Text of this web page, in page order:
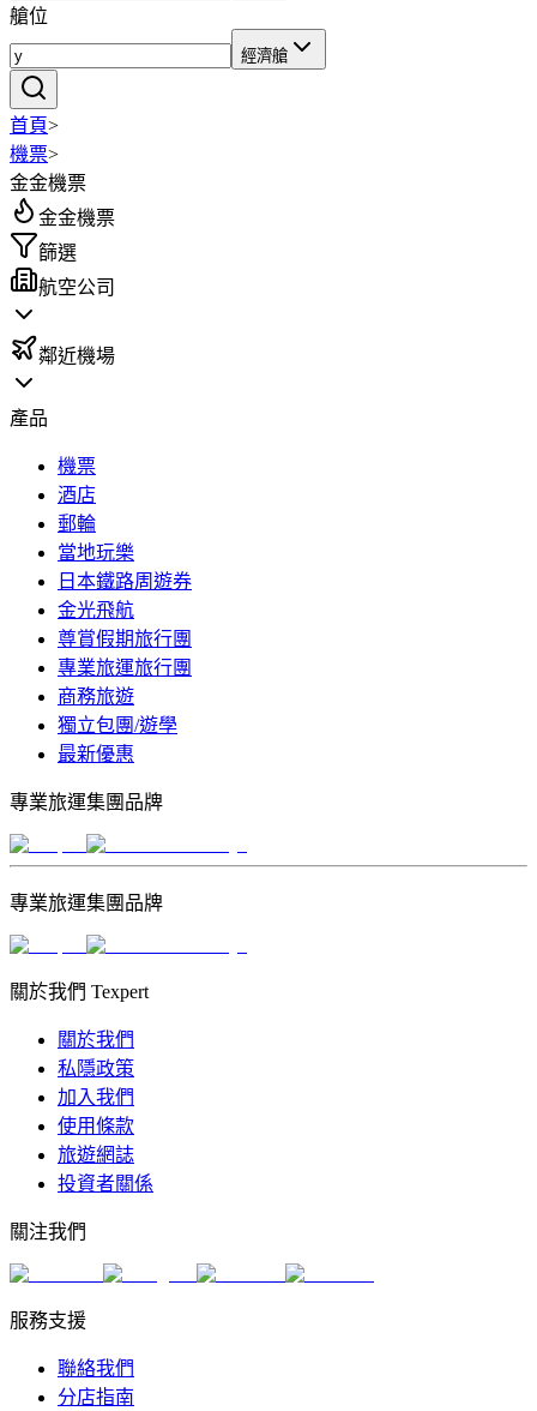
艙位
經濟艙
首頁>
機票>
金金機票
金金機票
篩選
航空公司
鄰近機場
產品
機票
酒店
郵輪
當地玩樂
日本鐵路周遊券
金光飛航
尊賞假期旅行團
專業旅運旅行團
商務旅遊
獨立包團/遊學
最新優惠
專業旅運集團品牌
專業旅運集團品牌
關於我們 Texpert
關於我們
私隱政策
加入我們
使用條款
旅遊網誌
投資者關係
關注我們
服務支援
聯絡我們
分店指南